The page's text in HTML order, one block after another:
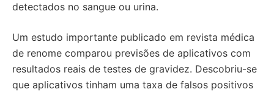
detectados no sangue ou urina.
Um estudo importante publicado em revista médica
de renome comparou previsões de aplicativos com
resultados reais de testes de gravidez. Descobriu-se
que aplicativos tinham uma taxa de falsos positivos